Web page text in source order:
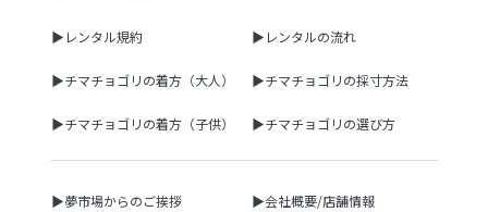
▶レンタル規約 ▶レンタルの流れ
▶チマチョゴリの着方（大人） ▶チマチョゴリの採寸方法
▶チマチョゴリの着方（子供） ▶チマチョゴリの選び方
▶夢市場からのご挨拶 ▶会社概要/店舗情報